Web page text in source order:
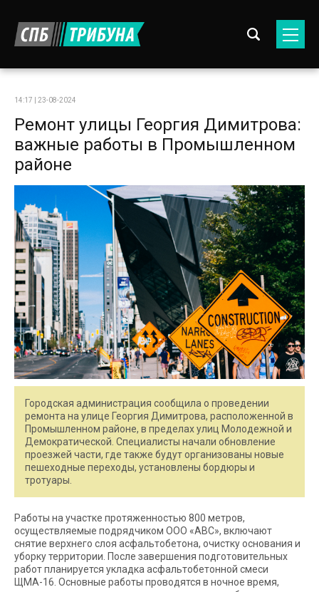
14:17 | 23-08-2024
Ремонт улицы Георгия Димитрова:
важные работы в Промышленном
районе
Городская администрация сообщила о проведении
ремонта на улице Георгия Димитрова, расположенной в
Промышленном районе, в пределах улиц Молодежной и
Демократической. Специалисты начали обновление
проезжей части, где также будут организованы новые
пешеходные переходы, установлены бордюры и
тротуары.
Работы на участке протяженностью 800 метров,
осуществляемые подрядчиком ООО «АВС», включают
снятие верхнего слоя асфальтобетона, очистку основания и
уборку территории. После завершения подготовительных
работ планируется укладка асфальтобетонной смеси
ЩМА-16. Основные работы проводятся в ночное время,